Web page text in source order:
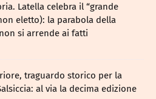
Latella celebra il “grande
eletto): la parabola della
si arrende ai fatti
traguardo storico per la
al via la decima edizione